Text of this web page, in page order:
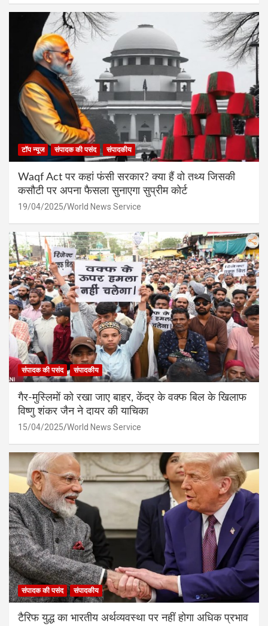
टॉप न्यूज संपादक की पसंद संपादकीय
Waqf Act पर कहां फंसी सरकार? क्या हैं वो तथ्य जिसकी
कसौटी पर अपना फैसला सुनाएगा सुप्रीम कोर्ट
19/04/2025 World News Service
संपादक की पसंद संपादकीय
गैर-मुस्लिमों को रखा जाए बाहर, केंद्र के वक्फ बिल के खिलाफ
विष्णु शंकर जैन ने दायर की याचिका
15/04/2025 World News Service
संपादक की पसंद संपादकीय
टैरिफ युद्ध का भारतीय अर्थव्यवस्था पर नहीं होगा अधिक प्रभाव